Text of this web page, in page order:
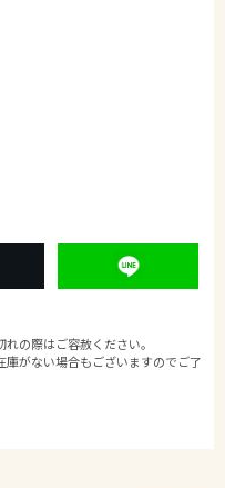
の際はご容赦ください。
がない場合もございますのでご了